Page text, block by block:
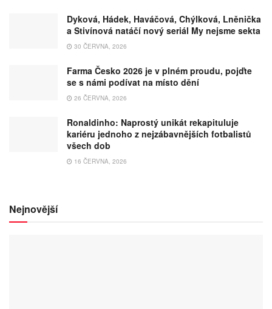
Dyková, Hádek, Haváčová, Chýlková, Lněnička
a Stivínová natáčí nový seriál My nejsme sekta
30 ČERVNA, 2026
Farma Česko 2026 je v plném proudu, pojďte
se s námi podívat na místo dění
26 ČERVNA, 2026
Ronaldinho: Naprostý unikát rekapituluje
kariéru jednoho z nejzábavnějších fotbalistů
všech dob
16 ČERVNA, 2026
Nejnovější